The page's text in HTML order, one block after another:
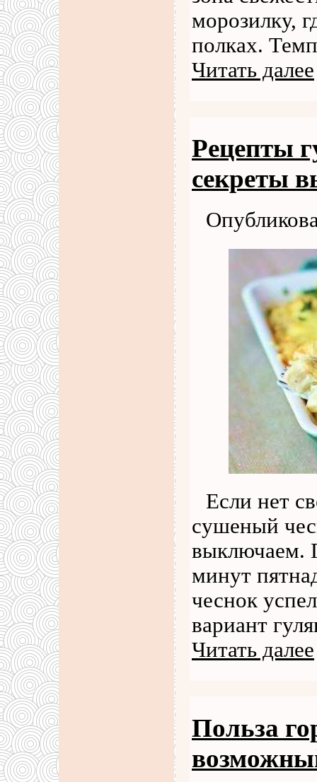
морозилку,
полках.
Читать далее
Рецепты
секреты
Если нет
сушеный
выключаем.
минут
чеснок
вариант
Читать далее
Польза